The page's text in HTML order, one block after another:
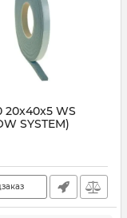
20x40x5 WS
SYSTEM)